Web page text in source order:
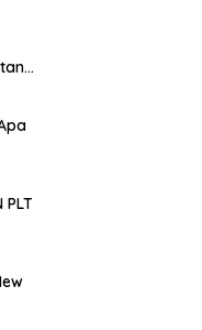
PLT